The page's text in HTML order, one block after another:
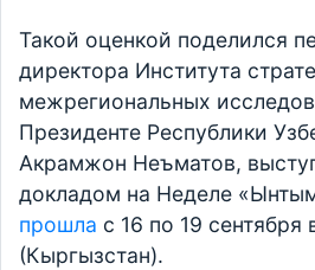
Такой оценкой поделился
директора Института
межрегиональных
Президенте Республики
Акрамжон Неъматов,
докладом на Неделе
прошла с 16 по 19 сентября
(Кыргызстан).